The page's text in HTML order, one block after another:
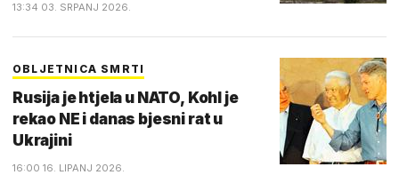
13:34 03. SRPANJ 2026.
OBLJETNICA SMRTI
Rusija je htjela u NATO, Kohl je
rekao NE i danas bjesni rat u
Ukrajini
16:00 16. LIPANJ 2026.